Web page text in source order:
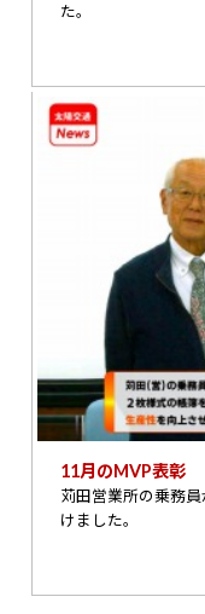
た。
11月のMVP表彰
苅田営業所の乗務
けました。